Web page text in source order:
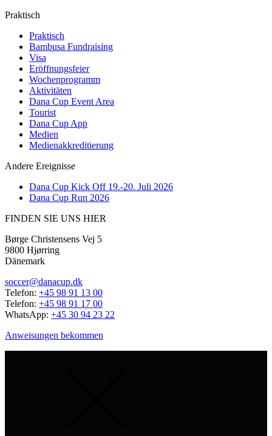
Praktisch
Praktisch
Bambusa Fundraising
Visa
Eröffnungsfeier
Wochenprogramm
Aktivitäten
Dana Cup Event Area
Tourist
Dana Cup App
Medien
Medienakkreditierung
Andere Ereignisse
Dana Cup Kick Off 19.-20. Juli 2026
Dana Cup Run 2026
FINDEN SIE UNS HIER
Børge Christensens Vej 5
9800 Hjørring
Dänemark
soccer@danacup.dk
Telefon: +45 98 91 13 00
Telefon: +45 98 91 17 00
WhatsApp: +45 30 94 23 22
Anweisungen bekommen